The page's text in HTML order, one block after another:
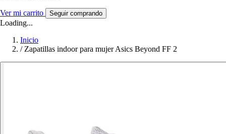
Ver mi carrito Seguir comprando
Loading...
Inicio
/ Zapatillas indoor para mujer Asics Beyond FF 2